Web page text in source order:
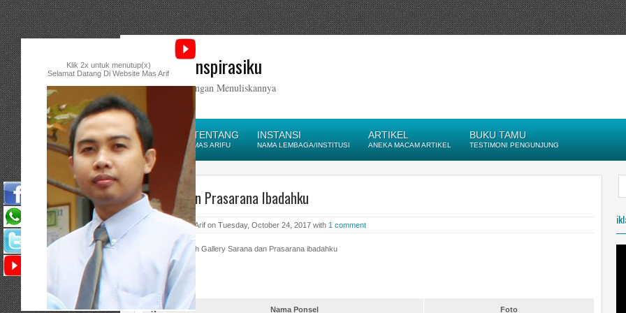
Catatan Inspirasiku
Ikatlah Ilmu dengan Menuliskannya
HOME
HOMEPAGE
TENTANG
MAS ARIFU
INSTANSI
NAMA LEMBAGA/INSTITUSI
ARTIKEL
ANEKA MACAM ARTIKEL
BUKU TAMU
TESTIMONI PENGUNJUNG
Sarana dan Prasarana Ibadahku
Posted by Mas Arif on Tuesday, October 24, 2017 with 1 comment
Berikut ini adalah Gallery Sarana dan Prasarana ibadahku
A. Ponsel
N Nama Ponsel Foto
Klik 2x untuk menutup(x)
Selamat Datang Di Website Mas Arif